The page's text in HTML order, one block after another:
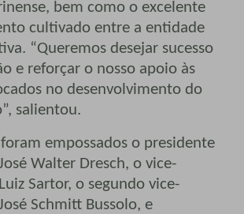
bem como o excelente
cultivado entre a entidade
“Queremos desejar sucesso
e reforçar o nosso apoio às
no desenvolvimento do
salientou.
empossados o presidente
Walter Dresch, o vice-
Sartor, o segundo vice-
Schmitt Bussolo, e